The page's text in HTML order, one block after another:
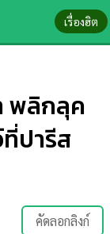
เรื่องฮิต
พลิกลุค
ปารีส
คัดลอกลิงก์